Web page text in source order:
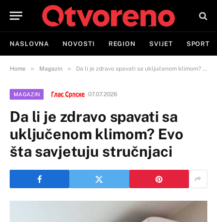
NASLOVNA NOVOSTI REGION SVIJET SPORT
Home » Magazin » Da li je zdravo spavati sa uključenom klimom? Evo šta savjetuju stručnjaci
MAGAZIN 07.07.2026
Da li je zdravo spavati sa
uključenom klimom? Evo
šta savjetuju stručnjaci